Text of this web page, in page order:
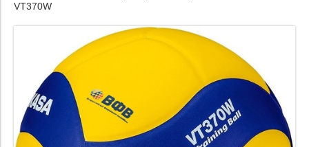
VT370W